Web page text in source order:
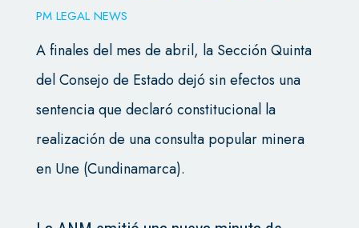
PM LEGAL NEWS
A finales del mes de abril, la Sección Quinta
del Consejo de Estado dejó sin efectos una
sentencia que declaró constitucional la
realización de una consulta popular minera
en Une (Cundinamarca).